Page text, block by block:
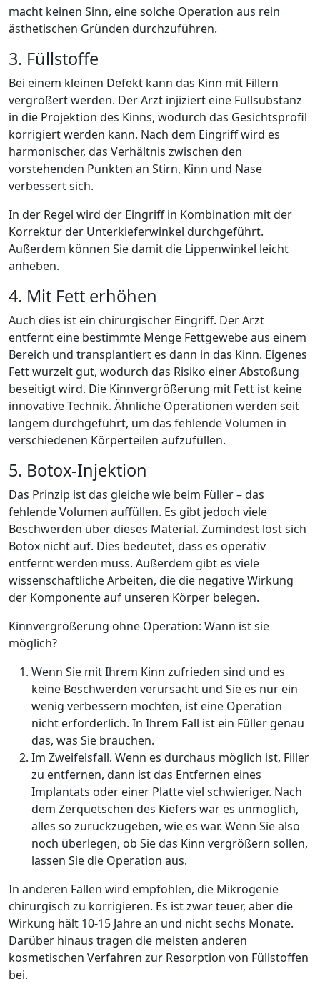
macht keinen Sinn, eine solche Operation aus rein
ästhetischen Gründen durchzuführen.
3. Füllstoffe
Bei einem kleinen Defekt kann das Kinn mit Fillern
vergrößert werden. Der Arzt injiziert eine Füllsubstanz
in die Projektion des Kinns, wodurch das Gesichtsprofil
korrigiert werden kann. Nach dem Eingriff wird es
harmonischer, das Verhältnis zwischen den
vorstehenden Punkten an Stirn, Kinn und Nase
verbessert sich.
In der Regel wird der Eingriff in Kombination mit der
Korrektur der Unterkieferwinkel durchgeführt.
Außerdem können Sie damit die Lippenwinkel leicht
anheben.
4. Mit Fett erhöhen
Auch dies ist ein chirurgischer Eingriff. Der Arzt
entfernt eine bestimmte Menge Fettgewebe aus einem
Bereich und transplantiert es dann in das Kinn. Eigenes
Fett wurzelt gut, wodurch das Risiko einer Abstoßung
beseitigt wird. Die Kinnvergrößerung mit Fett ist keine
innovative Technik. Ähnliche Operationen werden seit
langem durchgeführt, um das fehlende Volumen in
verschiedenen Körperteilen aufzufüllen.
5. Botox-Injektion
Das Prinzip ist das gleiche wie beim Füller – das
fehlende Volumen auffüllen. Es gibt jedoch viele
Beschwerden über dieses Material. Zumindest löst sich
Botox nicht auf. Dies bedeutet, dass es operativ
entfernt werden muss. Außerdem gibt es viele
wissenschaftliche Arbeiten, die die negative Wirkung
der Komponente auf unseren Körper belegen.
Kinnvergrößerung ohne Operation: Wann ist sie
möglich?
Wenn Sie mit Ihrem Kinn zufrieden sind und es
keine Beschwerden verursacht und Sie es nur ein
wenig verbessern möchten, ist eine Operation
nicht erforderlich. In Ihrem Fall ist ein Füller genau
das, was Sie brauchen.
Im Zweifelsfall. Wenn es durchaus möglich ist, Filler
zu entfernen, dann ist das Entfernen eines
Implantats oder einer Platte viel schwieriger. Nach
dem Zerquetschen des Kiefers war es unmöglich,
alles so zurückzugeben, wie es war. Wenn Sie also
noch überlegen, ob Sie das Kinn vergrößern sollen,
lassen Sie die Operation aus.
In anderen Fällen wird empfohlen, die Mikrogenie
chirurgisch zu korrigieren. Es ist zwar teuer, aber die
Wirkung hält 10-15 Jahre an und nicht sechs Monate.
Darüber hinaus tragen die meisten anderen
kosmetischen Verfahren zur Resorption von Füllstoffen
bei.